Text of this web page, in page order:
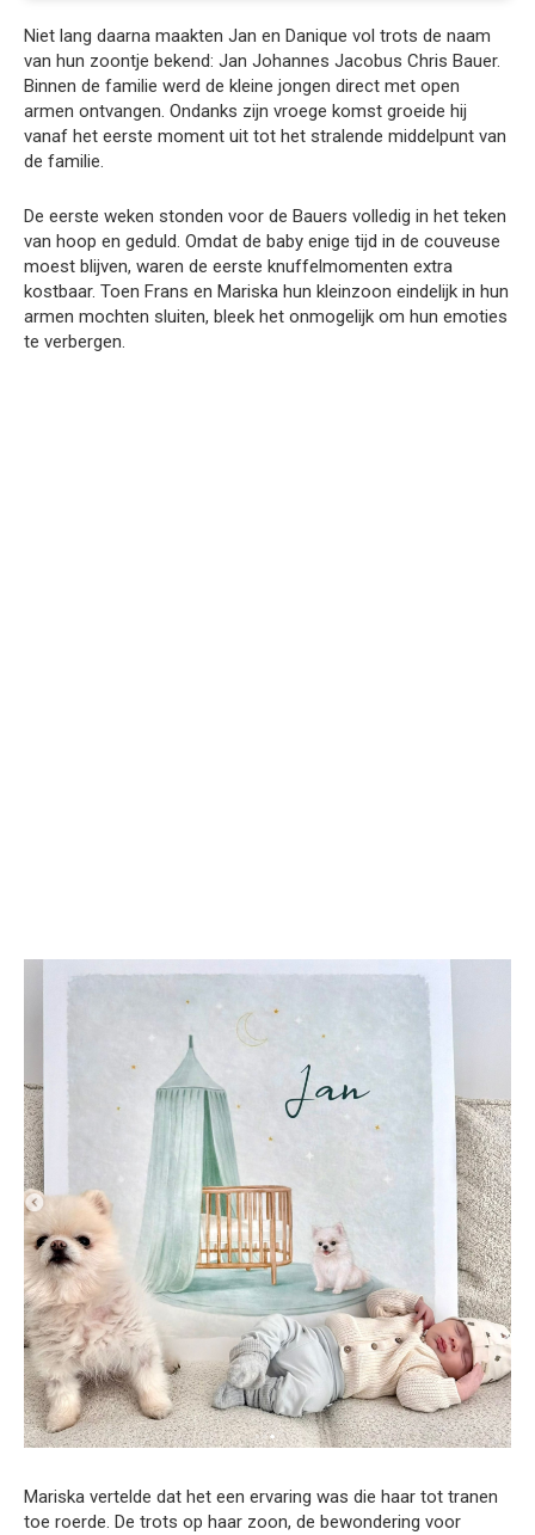
Niet lang daarna maakten Jan en Danique vol trots de naam
van hun zoontje bekend: Jan Johannes Jacobus Chris Bauer.
Binnen de familie werd de kleine jongen direct met open
armen ontvangen. Ondanks zijn vroege komst groeide hij
vanaf het eerste moment uit tot het stralende middelpunt van
de familie.
De eerste weken stonden voor de Bauers volledig in het teken
van hoop en geduld. Omdat de baby enige tijd in de couveuse
moest blijven, waren de eerste knuffelmomenten extra
kostbaar. Toen Frans en Mariska hun kleinzoon eindelijk in hun
armen mochten sluiten, bleek het onmogelijk om hun emoties
te verbergen.
Mariska vertelde dat het een ervaring was die haar tot tranen
toe roerde. De trots op haar zoon, de bewondering voor